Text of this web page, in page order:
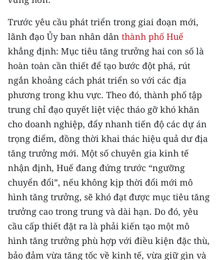
NHÂN DÂN CUỐI TUẦN
NHÂN DÂN HẰNG THÁNG
MUA BÁO
ĐỌC BÁO IN
ENGLISH
中文
FRANÇAIS
РУССКИЙ
ESPAÑOL
한국어
Trước yêu cầu phát triển trong giai đoạn mới,
lãnh đạo Ủy ban nhân dân thành phố Huế
khẳng định: Mục tiêu tăng trưởng hai con số là
hoàn toàn cần thiết để tạo bước đột phá, rút
ngắn khoảng cách phát triển so với các địa
phương trong khu vực. Theo đó, thành phố tập
trung chỉ đạo quyết liệt việc tháo gỡ khó khăn
cho doanh nghiệp, đẩy nhanh tiến độ các dự án
trọng điểm, đồng thời khai thác hiệu quả dư địa
tăng trưởng mới. Một số chuyên gia kinh tế
nhận định, Huế đang đứng trước “ngưỡng
chuyển đổi”, nếu không kịp thời đổi mới mô
hình tăng trưởng, sẽ khó đạt được mục tiêu tăng
trưởng cao trong trung và dài hạn. Do đó, yêu
cầu cấp thiết đặt ra là phải kiến tạo một mô
hình tăng trưởng phù hợp với điều kiện đặc thù,
bảo đảm vừa tăng tốc về kinh tế, vừa giữ gìn và